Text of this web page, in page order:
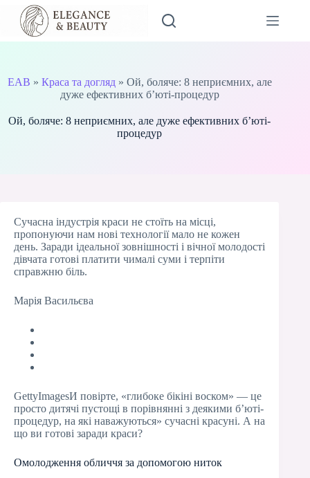
Перейти
вмісту
EAB » Краса та догляд» Ой, боляче: 8 неприємних, але
дуже ефективних б’юті-процедур
Ой, боляче: 8 неприємних, але дуже ефективних б’юті-
процедур
Сучасна індустрія краси не стоїть на місці,
пропонуючи нам нові технології мало не кожен
день. Заради ідеальної зовнішності і вічної молодості
дівчата готові платити чималі суми і терпіти
справжню біль.
Марія Васильєва
GettyImagesИ повірте, «глибоке бікіні воском» — це
просто дитячі пустощі в порівнянні з деякими б’юті-
процедур, на які наважуються» сучасні красуні. А на
що ви готові заради краси?
Омолодження обличчя за допомогою ниток